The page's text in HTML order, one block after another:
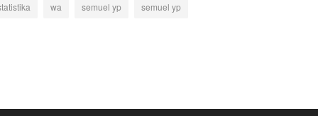
wa semuel yp semuel yp